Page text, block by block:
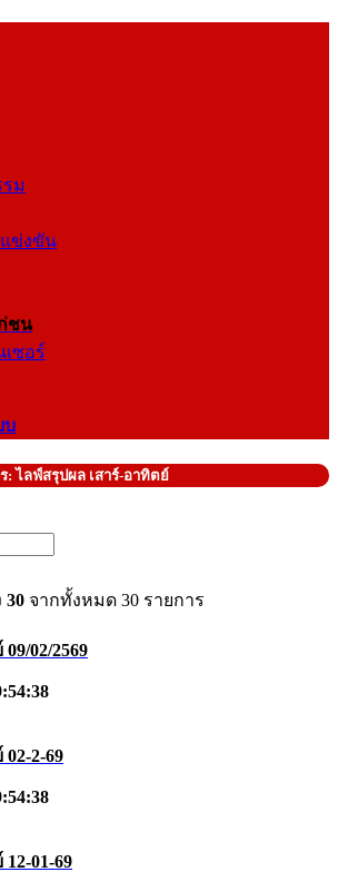
ม
ข่งขัน
ชน
ซอร์
บ
: ไลฟ์สรุปผล เสาร์-อาทิตย์
30 จากทั้งหมด 30 รายการ
02/2569
2-69
01-69